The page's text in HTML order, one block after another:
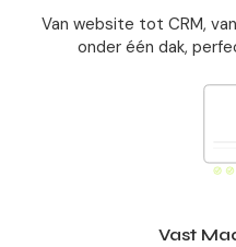
Van website tot CRM,
onder één dak,
Vast